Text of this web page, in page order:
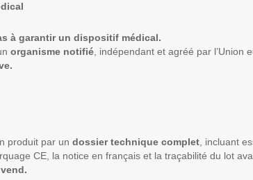
à garantir un dispositif médical.
organisme notifié , indépendant et agréé par l’Union
produit par un dossier technique complet , incluant
CE, la notice en français et la traçabilité du lot